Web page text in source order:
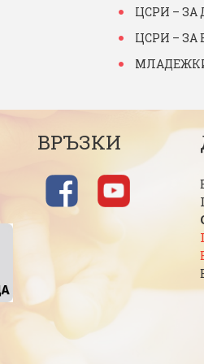
ЦСРИ –
ЦСРИ – ЗА
ВРЪЗКИ